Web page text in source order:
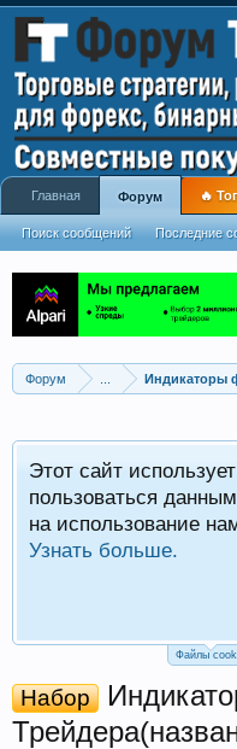
Форум Индикаторы
Этот сайт
пользоваться
на использование
Узнать больше.
Файлы
Набор
Главная Форум
Поиск сообщений Последние
🔥